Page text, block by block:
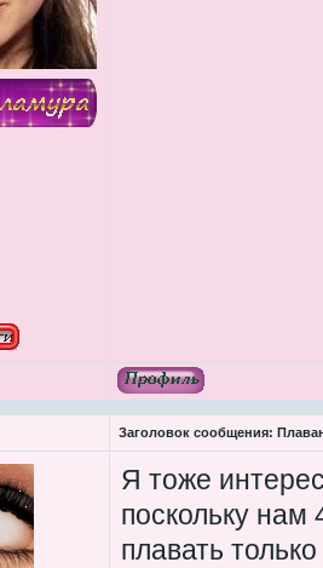
Заголовок сообщения:
Я тоже
поскольку нам
плавать